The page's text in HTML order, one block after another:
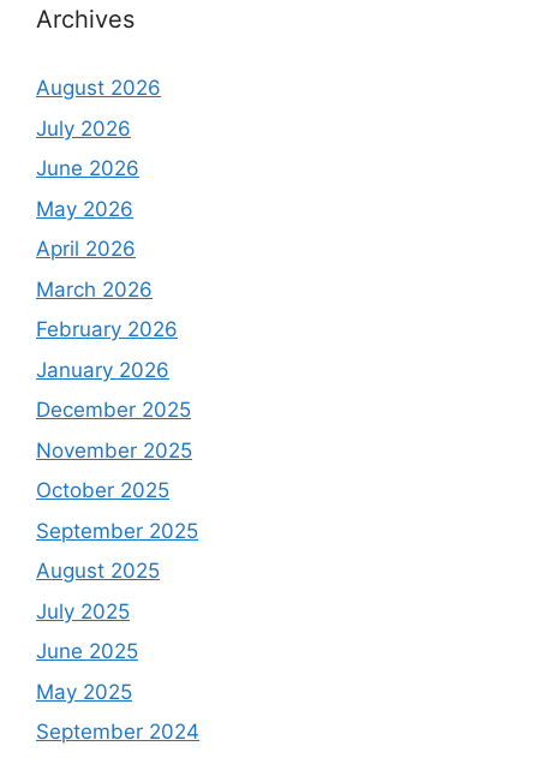
Archives
August 2026
July 2026
June 2026
May 2026
April 2026
March 2026
February 2026
January 2026
December 2025
November 2025
October 2025
September 2025
August 2025
July 2025
June 2025
May 2025
September 2024